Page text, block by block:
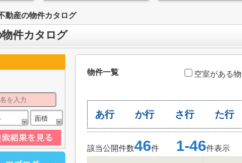
動産の物件カタログ
件カタログ
物件一覧
空室がある
あ行 か行 さ行 た行
該当公開件数46件 1-46件表示
面積